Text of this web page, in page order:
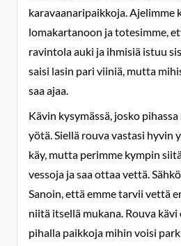
karavaanaripaikkoja. Ajelimme
lomakartanoon ja totesimme,
ravintola auki ja ihmisiä istuu
saisi lasin pari viiniä, mutta
saa ajaa.
Kävin kysymässä, josko
yötä. Siellä rouva vastasi hyvin
käy, mutta perimme kympin
vessoja ja saa ottaa vettä.
Sanoin, että emme tarvii vettä
niitä itsellä mukana. Rouva
pihalla paikkoja mihin voisi